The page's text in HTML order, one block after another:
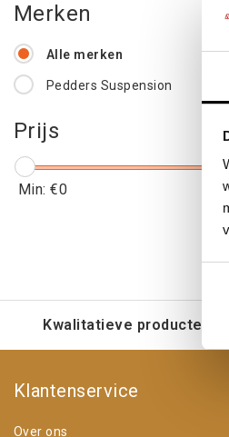
Merken
Alle merken
Pedders Suspension
Prijs
Min: €0
Kwalitatieve producten
Klantenservice
Over ons